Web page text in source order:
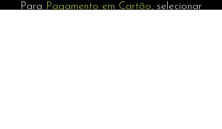
Para Pagamento em Cartão, selecionar